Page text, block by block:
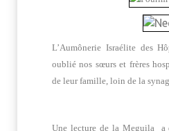
L’Aumônerie Israélite des
oublié nos sœurs et frères
de leur famille, loin de la
Une lecture de la Meguila a